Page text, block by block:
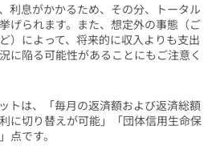
利息がかかるため、その分、トータル
げられます。また、想定外の事態（ご
）によって、将来的に収入よりも支出
に陥る可能性があることにもご注意く
トは、「毎月の返済額および返済総額
に切り替えが可能」「団体信用生命保
点です。